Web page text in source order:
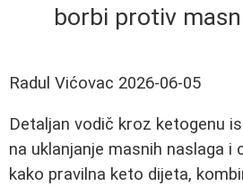
borbi protiv
Radul Vićovac 2026-06-05
Detaljan vodič kroz ketogenu
na uklanjanje masnih naslaga i
kako pravilna keto dijeta,